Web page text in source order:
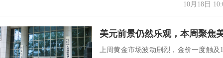
10月18日
美元前景仍然乐观，本周聚焦
上周黄金市场波动剧烈，金价一度触及